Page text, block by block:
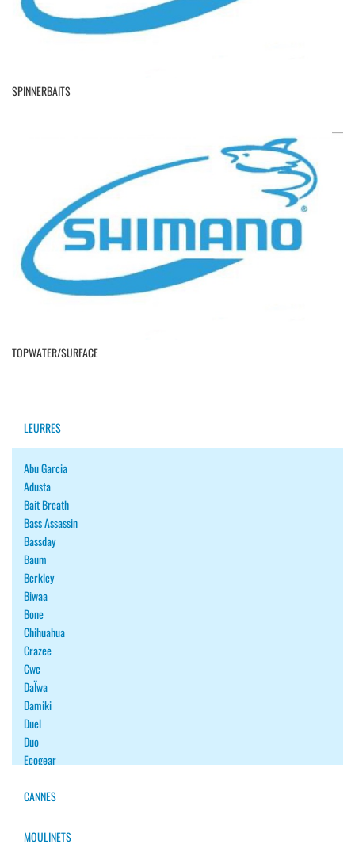
SPINNERBAITS
TOPWATER/SURFACE
LEURRES
Abu Garcia
Adusta
Bait Breath
Bass Assassin
Bassday
Baum
Berkley
Biwaa
Bone
Chihuahua
Crazee
Cwc
DaÏwa
Damiki
Duel
Duo
Ecogear
Fish Arrow
Flash Union
CANNES
MOULINETS